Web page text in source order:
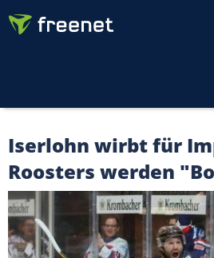
Iserlohn wirbt für
Roosters werden